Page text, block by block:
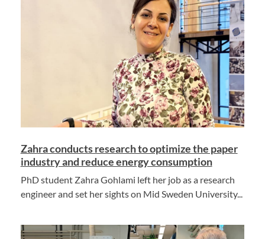
Zahra conducts research to optimize the paper
industry and reduce energy consumption
PhD student Zahra Gohlami left her job as a research
engineer and set her sights on Mid Sweden University...